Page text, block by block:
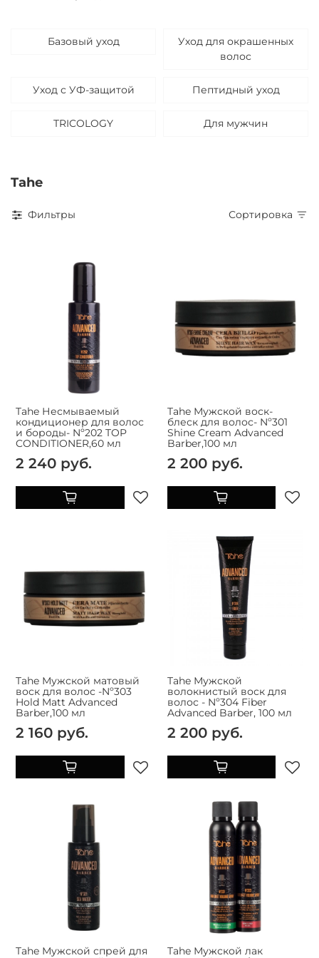
Базовый уход
Уход для окрашенных
волос
Уход с УФ-защитой Пептидный уход
TRICOLOGY Для мужчин
Tahe
Фильтры Сортировка
Tahe Несмываемый
кондиционер для волос
и бороды- Nº202 TOP
CONDITIONER,60 мл
2 240 руб.
Tahe Мужской воск-
блеск для волос- Nº301
Shine Cream Advanced
Barber,100 мл
2 200 руб.
Tahe Мужской матовый
воск для волос -Nº303
Hold Matt Advanced
Barber,100 мл
2 160 руб.
Tahe Мужской
волокнистый воск для
волос - Nº304 Fiber
Advanced Barber, 100 мл
2 200 руб.
Tahe Мужской спрей для
Tahe Мужской лак